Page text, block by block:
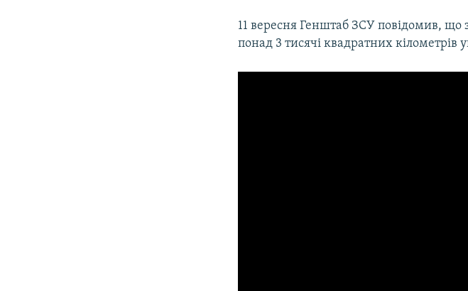
11 вересня Генштаб ЗСУ повідомив, що
понад 3 тисячі квадратних кілометрів